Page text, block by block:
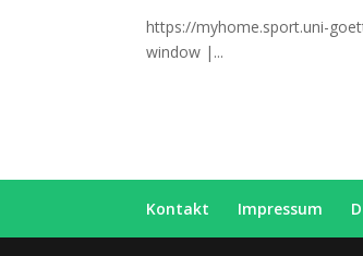
https://myhome.sport.uni-
window |...
Kon­takt Impres­sum